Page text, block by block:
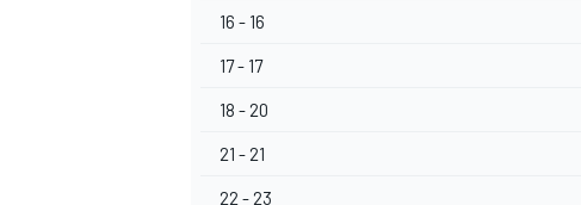
16 - 16
17 - 17
18 - 20
21 - 21
22 - 23